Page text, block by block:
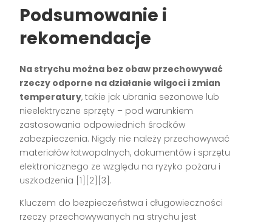
Podsumowanie i
rekomendacje
Na strychu można bez obaw przechowywać
rzeczy odporne na działanie wilgoci i zmian
temperatury, takie jak ubrania sezonowe lub
nieelektryczne sprzęty – pod warunkiem
zastosowania odpowiednich środków
zabezpieczenia. Nigdy nie należy przechowywać
materiałów łatwopalnych, dokumentów i sprzętu
elektronicznego ze względu na ryzyko pożaru i
uszkodzenia [1][2][3] .
Kluczem do bezpieczeństwa i długowieczności
rzeczy przechowywanych na strychu jest